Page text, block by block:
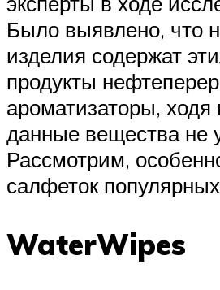
Было выявлено, что
изделия содержат
продукты
ароматизаторы, ходя
данные вещества не
Рассмотрим,
салфеток
WaterWipes